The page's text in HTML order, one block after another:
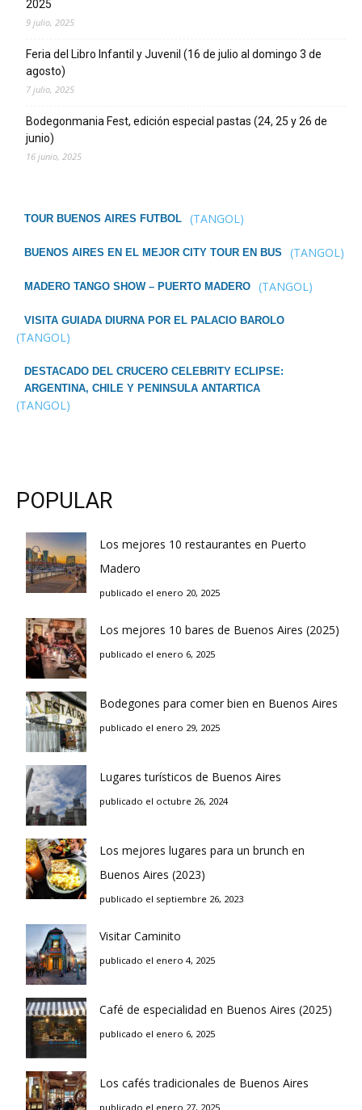
2025
9 julio, 2025
Feria del Libro Infantil y Juvenil (16 de julio al domingo 3 de
agosto)
7 julio, 2025
Bodegonmania Fest, edición especial pastas (24, 25 y 26 de
junio)
16 junio, 2025
TOUR BUENOS AIRES FUTBOL (TANGOL)
BUENOS AIRES EN EL MEJOR CITY TOUR EN BUS (TANGOL)
MADERO TANGO SHOW – PUERTO MADERO (TANGOL)
VISITA GUIADA DIURNA POR EL PALACIO BAROLO
(TANGOL)
DESTACADO DEL CRUCERO CELEBRITY ECLIPSE:
ARGENTINA, CHILE Y PENINSULA ANTARTICA
(TANGOL)
POPULAR
Los mejores 10 restaurantes en Puerto
Madero
publicado el enero 20, 2025
Los mejores 10 bares de Buenos Aires (2025)
publicado el enero 6, 2025
Bodegones para comer bien en Buenos Aires
publicado el enero 29, 2025
Lugares turísticos de Buenos Aires
publicado el octubre 26, 2024
Los mejores lugares para un brunch en
Buenos Aires (2023)
publicado el septiembre 26, 2023
Visitar Caminito
publicado el enero 4, 2025
Café de especialidad en Buenos Aires (2025)
publicado el enero 6, 2025
Los cafés tradicionales de Buenos Aires
publicado el enero 27, 2025